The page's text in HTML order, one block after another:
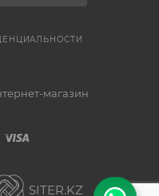
магазин
SITER.KZ